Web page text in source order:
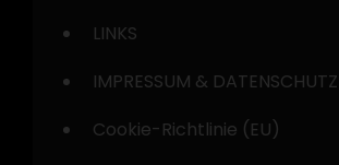
LINKS
IMPRESSUM & DATENSCHUTZ
Cookie-Richtlinie (EU)